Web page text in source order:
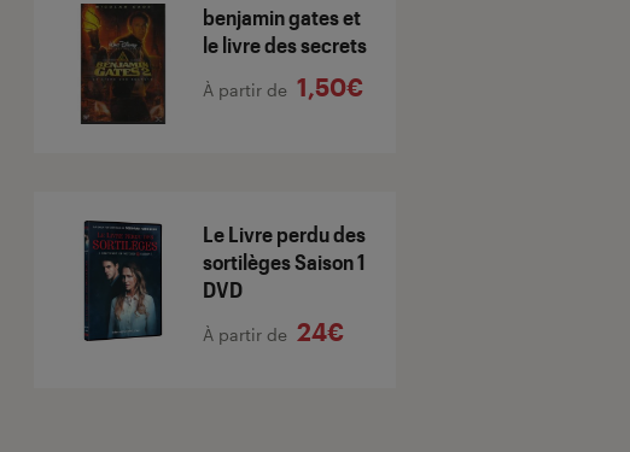
benjamin gates et
le livre des secrets
À partir de 1,50€
Le Livre perdu des
sortilèges Saison 1
DVD
À partir de 24€